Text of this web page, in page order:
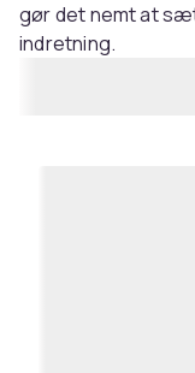
gør det nemt at
indretning.